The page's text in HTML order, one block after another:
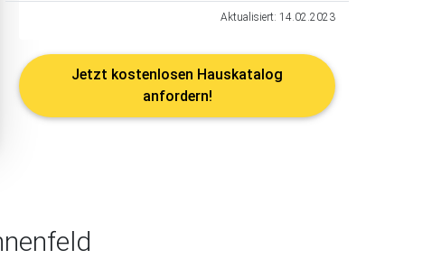
Aktualisiert: 14.02.2023
Jetzt kostenlosen Hauskatalog
anfordern!